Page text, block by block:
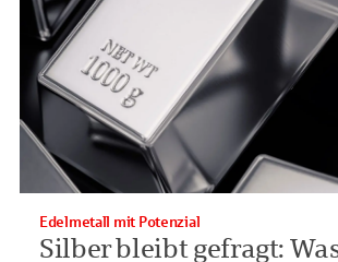
Silber bleibt gefragt:
Edelmetall mit Potenzial